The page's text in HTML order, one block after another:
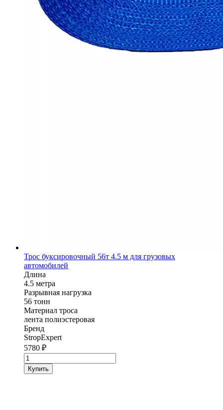
Трос буксировочный 56т 4.5 м для грузовых
автомобилей
Длина
4.5 метра
Разрывная нагрузка
56 тонн
Материал троса
лента полиэстеровая
Бренд
StropExpert
5780 ₽
Количество
товара
Трос
Купить